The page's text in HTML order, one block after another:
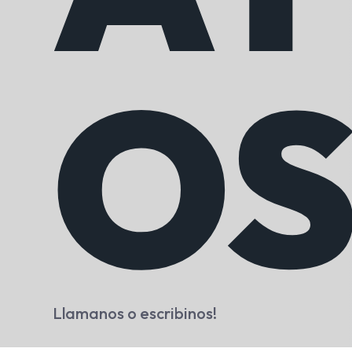
Llamanos o escribinos!